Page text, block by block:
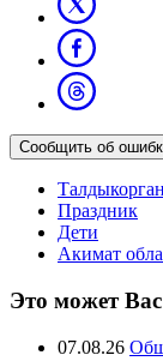
Сообщить об
Талдыкорган
Праздник
Дети
Акимат
Это может Вас
07.08.26